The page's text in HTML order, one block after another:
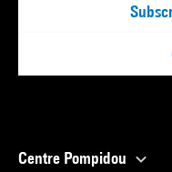
Centre Pompidou